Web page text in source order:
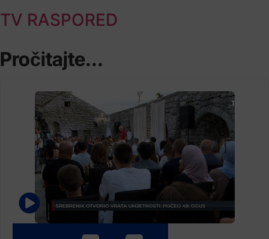
TV RASPORED
Pročitajte...